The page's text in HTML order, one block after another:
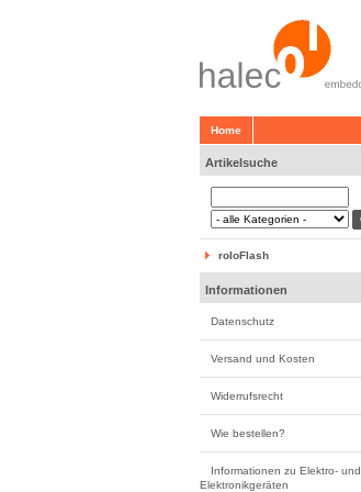
Home
Artikelsuche
roloFlash
Informationen
Datenschutz
Versand und Kosten
Widerrufsrecht
Wie bestellen?
Informationen zu Elektro- und
Elektronikgeräten